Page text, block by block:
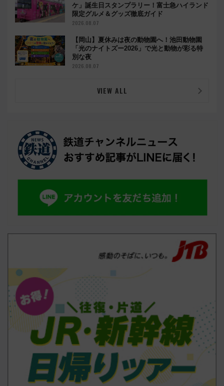
ケ」誕生日スタンプラリー！富士急ハイランド
限定グルメ＆グッズ徹底ガイド
2026.08.07
【岡山】夏休みは夜の動物園へ！池田動物園
「光のナイトズー2026」で光と動物が彩る特
別な夜
2026.08.07
VIEW ALL